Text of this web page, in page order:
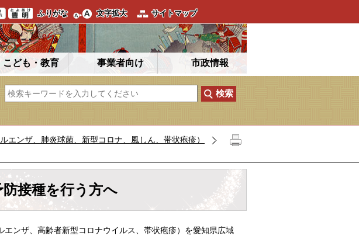
ふりがな 文字拡大 サイトマップ
こども・教育 事業者向け 市政情報
エンザ、肺炎球菌、新型コロナ、風しん、帯状疱疹）
防接種を行う方へ
ンザ、高齢者新型コロナウイルス、帯状疱疹）を愛知県広域